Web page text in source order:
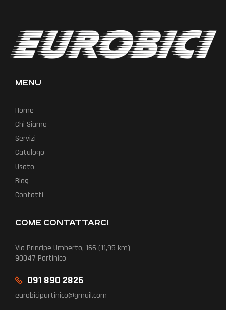
MENU
Home
Chi Siamo
Servizi
Catalogo
Usato
Blog
Contatti
COME CONTATTARCI
Via Principe Umberto, 166 (11,95 km)
90047 Partinico
091 890 2826
eurobicipartinico@gmail.com